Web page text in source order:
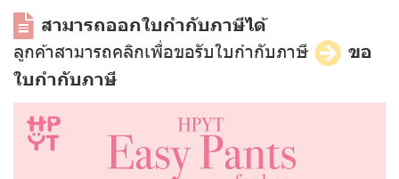
สามารถออกใบกำกับภาษีได้
ลูกค้าสามารถคลิกเพื่อขอรับใบกำกับภาษี
ขอ
ใบกำกับภาษี